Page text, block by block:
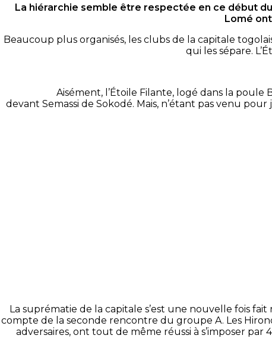
La hiérarchie semble être respectée en ce début
Lomé
Beaucoup plus organisés, les clubs de la capitale
qui les sépare.
Aisément, l’Étoile Filante, logé dans la
devant Semassi de Sokodé. Mais, n’étant pas venu
La suprématie de la capitale s’est une nouvelle fois
compte de la seconde rencontre du groupe A. Les
adversaires, ont tout de même réussi à s’imposer par